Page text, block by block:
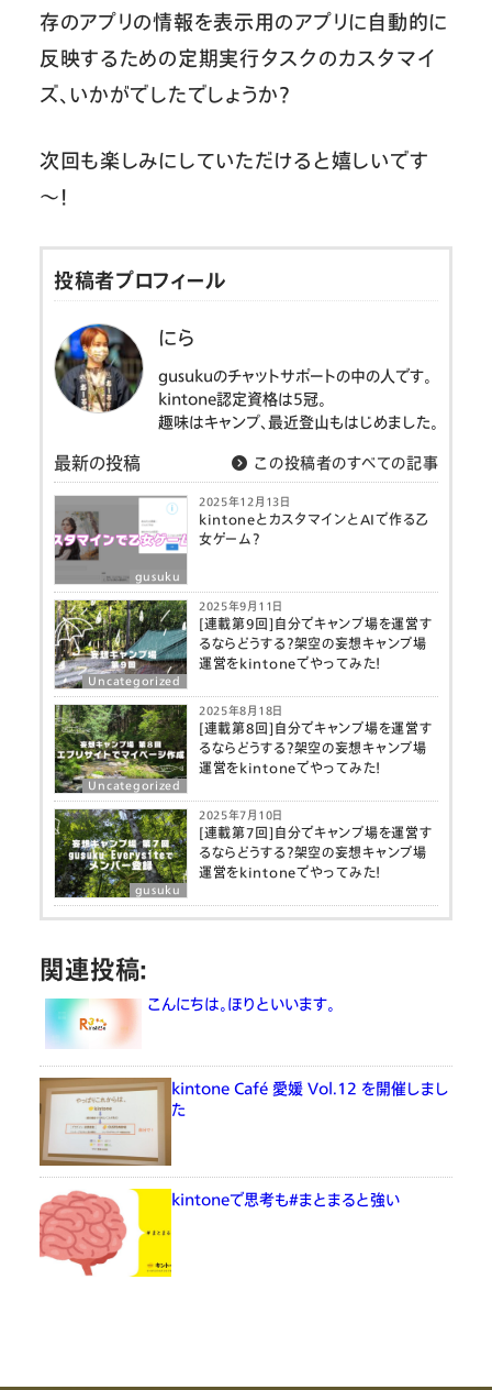
存のアプリの情報を表示用のアプリに自動的に
反映するための定期実行タスクのカスタマイ
ズ、いかがでしたでしょうか？
次回も楽しみにしていただけると嬉しいです
～！
投稿者プロフィール
にら
gusukuのチャットサポートの中の人です。
kintone認定資格は5冠。
趣味はキャンプ、最近登山もはじめました。
最新の投稿 この投稿者のすべての記事
gusuku
2025年12月13日
kintoneとカスタマインとAIで作る乙
女ゲーム？
Uncategorized
2025年9月11日
[連載第9回]自分でキャンプ場を運営す
るならどうする？架空の妄想キャンプ場
運営をkintoneでやってみた！
Uncategorized
2025年8月18日
[連載第8回]自分でキャンプ場を運営す
るならどうする？架空の妄想キャンプ場
運営をkintoneでやってみた！
gusuku
2025年7月10日
[連載第7回]自分でキャンプ場を運営す
るならどうする？架空の妄想キャンプ場
運営をkintoneでやってみた！
関連投稿:
こんにちは。ほりといいます。
kintone Café 愛媛 Vol.12 を開催しまし
た
kintoneで思考も#まとまると強い